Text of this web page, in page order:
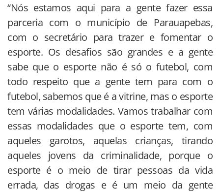
“Nós estamos aqui para a gente fazer essa
parceria com o município de Parauapebas,
com o secretário para trazer e fomentar o
esporte. Os desafios são grandes e a gente
sabe que o esporte não é só o futebol, com
todo respeito que a gente tem para com o
futebol, sabemos que é a vitrine, mas o esporte
tem várias modalidades. Vamos trabalhar com
essas modalidades que o esporte tem, com
aqueles garotos, aquelas crianças, tirando
aqueles jovens da criminalidade, porque o
esporte é o meio de tirar pessoas da vida
errada, das drogas e é um meio da gente